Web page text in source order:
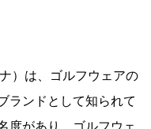
）は、ゴルフウェアの
ランドとして知られて